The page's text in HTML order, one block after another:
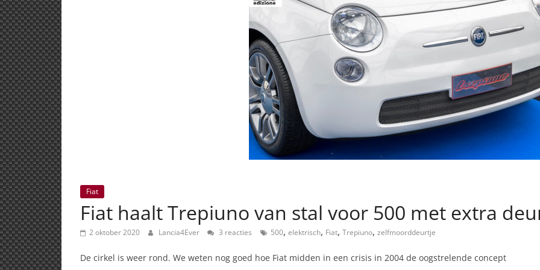
Fiat
Fiat haalt Trepiuno van stal voor 500 met extra
2 oktober 2020 Lancia4Ever 3 reacties 500, elektrisch, Fiat, Trepiuno, zelfmoorddeurtje
De cirkel is weer rond. We weten nog goed hoe Fiat midden in een crisis in 2004 de oogstrelende concept